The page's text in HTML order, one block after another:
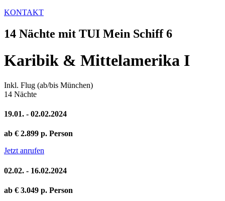
KONTAKT
14 Nächte mit TUI Mein Schiff 6
Karibik & Mittelamerika I
Inkl. Flug (ab/bis München)
14 Nächte
19.01. - 02.02.2024
ab € 2.899 p. Person
Jetzt anrufen
02.02. - 16.02.2024
ab € 3.049 p. Person